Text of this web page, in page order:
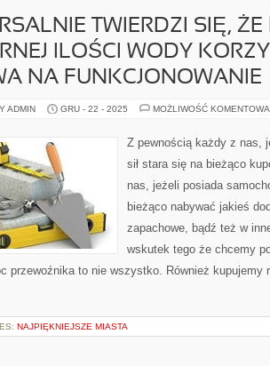
TWIERDZI SIĘ, ŻE
ILOŚCI WODY
NA FUNKCJONOWANIE
ADMIN GRU - 22 - 2025 MOŻLIWOŚĆ
Z pewnością każdy z nas,
sił stara się na bieżąco
nas, jeżeli posiada
bieżąco nabywać jakieś
zapachowe, bądź też w
wskutek tego że chcemy
przewoźnika to nie wszystko. Również kupujemy
NAJPIĘKNIEJSZE MIASTA